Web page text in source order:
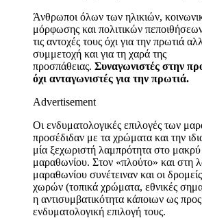
Άνθρωποι όλων των ηλικιών,
μόρφωσης και πολιτικών
τις αντοχές τους όχι για την πρωτιά
συμμετοχή και για τη χαρά της
προσπάθειας. Συναγωνιστές στην
όχι ανταγωνιστές για την πρωτιά.
Advertisement
Οι ενδυματολογικές επιλογές των
προσέδιδαν με τα χρώματα και την
μία ξεχωριστή λαμπρότητα στο μακρύ
μαραθωνίου. Στον «πλούτο» και στη
μαραθωνίου συνέτειναν και οι
χωρών (τοπικά χρώματα, εθνικές
η αντισυμβατικότητα κάποιων ως
ενδυματολογική επιλογή τους.